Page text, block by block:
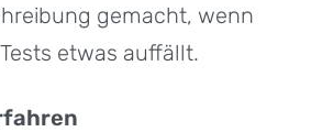
gemacht, wenn
etwas auffällt.